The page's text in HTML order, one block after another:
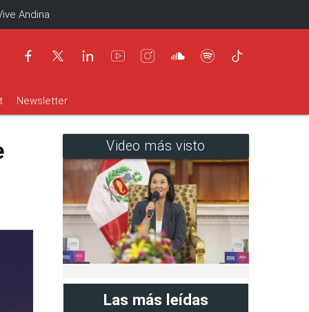
Andina
Newsletter
Video más visto
Las más leídas